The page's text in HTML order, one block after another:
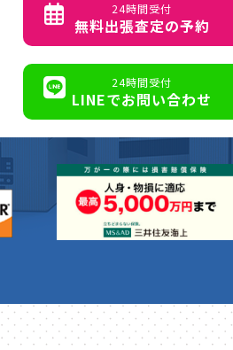
24時間受付
無料出張査定の予約
24時間受付
LINEでお問い合わせ